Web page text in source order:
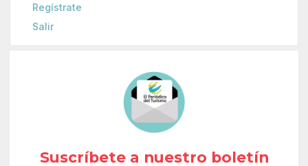
Regístrate
Salir
Suscríbete a nuestro boletín